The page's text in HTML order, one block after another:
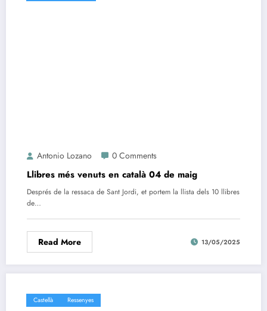
Antonio Lozano 0 Comments
Llibres més venuts en català 04 de maig
Després de la ressaca de Sant Jordi, et portem la llista dels 10 llibres
de…
Read More 13/05/2025
Castellà Ressenyes